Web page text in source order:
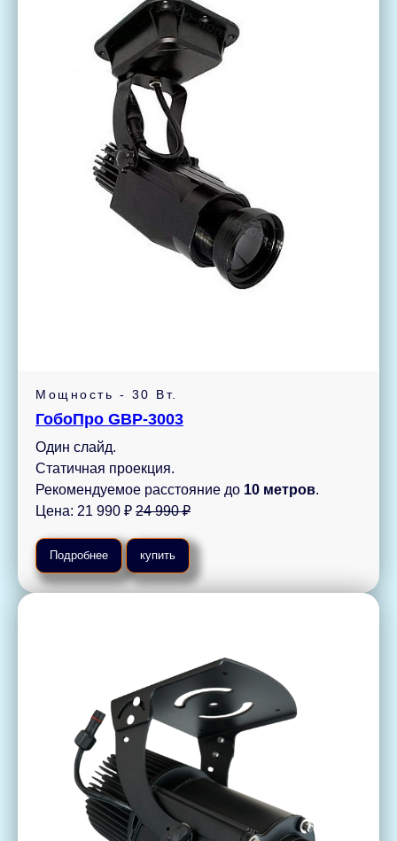
Мощность - 30 Вт.
ГобоПро GBP-3003
Один слайд.
Статичная проекция.
Рекомендуемое расстояние до 10 метров.
Цена: 21 990 ₽ 24 990 ₽
Подробнее купить